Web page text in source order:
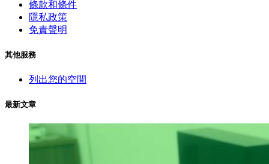
條款和條件
隱私政策
免責聲明
其他服務
列出您的空間
最新文章